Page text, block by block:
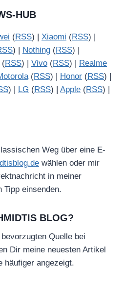
HUB
(RSS) | Xiaomi (RSS) |
) | Nothing (RSS) |
(RSS) | Vivo (RSS) |
Realme
(RSS) | Honor (RSS) |
) | LG (RSS) | Apple (RSS) |
Weg über eine E-
wählen oder mir
in meiner
Tipp einsenden.
BLOG?
Quelle bei
Dir meine neuesten Artikel
häufiger angezeigt.